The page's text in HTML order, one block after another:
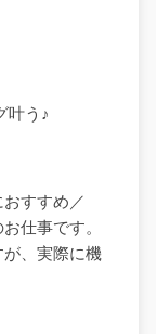
叶う♪
すすめ／
仕事です。
、実際に機